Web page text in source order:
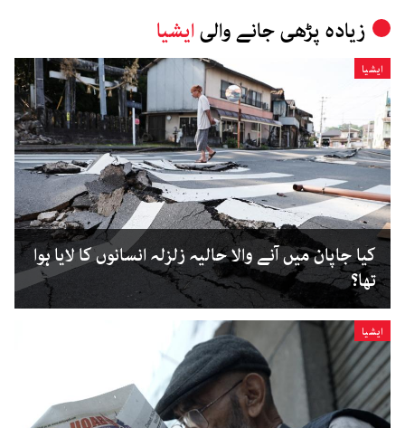
زیادہ پڑھی جانے والیایشیا
ایشیا
کیا جاپان میں آنے والا حالیہ زلزلہ انسانوں کا لایا ہوا
تھا؟
ایشیا